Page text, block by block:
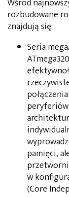
rozbudowane
znajdują się:
Seria
pamięci,
w
(Core